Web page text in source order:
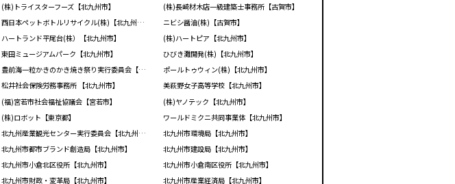
(株)トライスターフーズ【北九州市】
(株)長崎材木店一級建築士事務所【古賀市】
西日本ペットボトルリサイクル(株)【北九州市】
ニビシ醤油(株)【古賀市】
ハートランド平尾台(株）【北九州市】
(株)ハートピア【北九州市】
東田ミュージアムパーク【北九州市】
ひびき灘開発(株)【北九州市】
豊前海一粒かきのかき焼き祭り実行委員会【北九州市】
ポールトゥウィン(株)【北九州市】
松井社会保険労務事務所 【北九州市】
美萩野女子高等学校【北九州市】
(福)宮若市社会福祉協議会【宮若市】
(株)ヤノテック【北九州市】
(株)ロボット【東京都】
ワールドミクニ共同事業体【北九州市】
北九州産業観光センター実行委員会【北九州市】
北九州市環境局【北九州市】
北九州市都市ブランド創造局【北九州市】
北九州市建設局【北九州市】
北九州市小倉北区役所【北九州市】
北九州市小倉南区役所【北九州市】
北九州市財政・変革局【北九州市】 北九州市産業経済局【北九州市】